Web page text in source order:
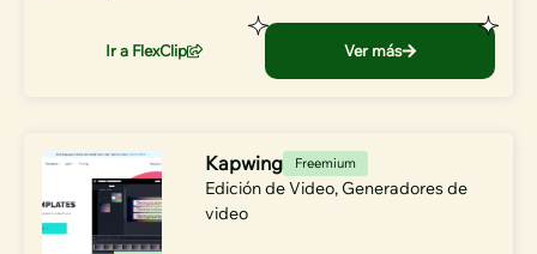
Ir a FlexClip Ver más
Kapwing Freemium
Edición de Video, Generadores de
video